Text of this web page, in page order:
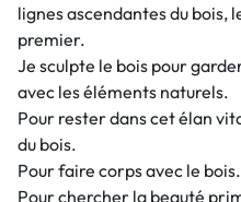
lignes ascendantes du bois,
premier.
Je sculpte le bois pour
avec les éléments naturels.
Pour rester dans cet élan
du bois.
Pour faire corps avec le bois.
Pour chercher la beauté